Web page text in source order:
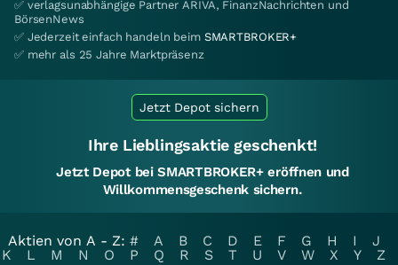
✅ verlagsunabhängige Partner ARIVA, FinanzNachrichten und
BörsenNews
✅ Jederzeit einfach handeln beim SMARTBROKER+
✅ mehr als 25 Jahre Marktpräsenz
Jetzt Depot sichern
Ihre Lieblingsaktie geschenkt!
Jetzt Depot bei SMARTBROKER+ eröffnen und
Willkommensgeschenk sichern.
Aktien von A - Z: # A B C D E F G H I
J
K
L M N O P Q R S T U V W X Y
Z